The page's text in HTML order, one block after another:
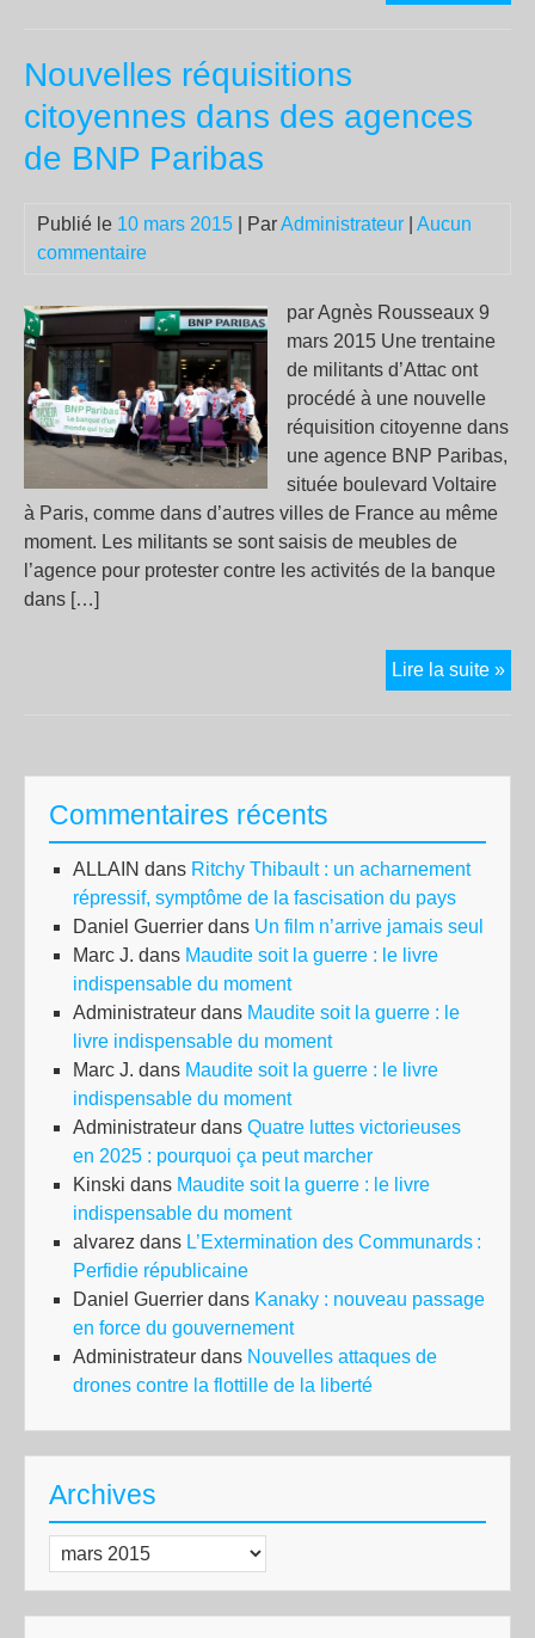
–
Nouvelles réquisitions
citoyennes dans des agences
de BNP Paribas
Publié le 10 mars 2015 | ParAdministrateur
Aucun
commentaire
par Agnès Rousseaux 9
mars 2015 Une trentaine
de militants d’Attac ont
procédé à une nouvelle
réquisition citoyenne dans
une agence BNP Paribas,
située boulevard Voltaire
à Paris, comme dans d’autres villes de France au même
moment. Les militants se sont saisis de meubles de
l’agence pour protester contre les activités de la banque
dans […]
Lire la suite »
des
Commentaires récents
ALLAIN dans Ritchy Thibault : un acharnement
répressif, symptôme de la fascisation du pays
Daniel Guerrier dans Un film n’arrive jamais seul
Marc J. dans Maudite soit la guerre : le livre
indispensable du moment
Administrateur dans Maudite soit la guerre : le
livre indispensable du moment
Marc J. dans Maudite soit la guerre : le livre
indispensable du moment
Administrateur dans Quatre luttes victorieuses
en 2025 : pourquoi ça peut marcher
Kinski dans Maudite soit la guerre : le livre
indispensable du moment
alvarez dans L’Extermination des Communards :
Perfidie républicaine
Daniel Guerrier dans Kanaky : nouveau passage
en force du gouvernement
Administrateur dans Nouvelles attaques de
drones contre la flottille de la liberté
Archives
Archives